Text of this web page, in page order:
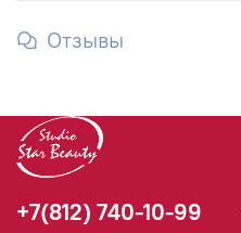
Отзывы
+7(812) 740-10-99